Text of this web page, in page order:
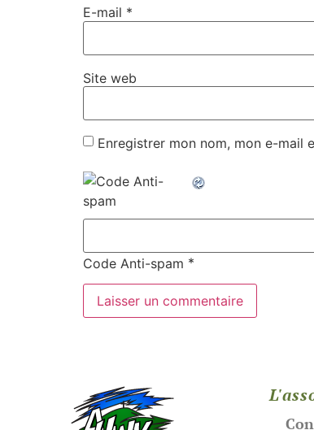
E-mail *
Site web
Enregistrer mon nom, mon e-mail
Code Anti-spam *